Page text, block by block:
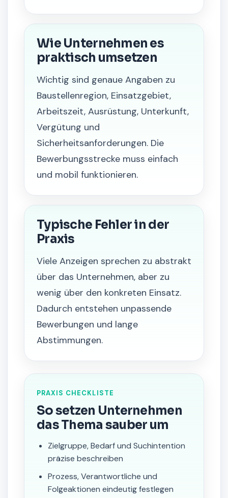
Wie Unternehmen es
praktisch umsetzen
Wichtig sind genaue Angaben zu
Baustellenregion, Einsatzgebiet,
Arbeitszeit, Ausrüstung, Unterkunft,
Vergütung und
Sicherheitsanforderungen. Die
Bewerbungsstrecke muss einfach
und mobil funktionieren.
Typische Fehler in der
Praxis
Viele Anzeigen sprechen zu abstrakt
über das Unternehmen, aber zu
wenig über den konkreten Einsatz.
Dadurch entstehen unpassende
Bewerbungen und lange
Abstimmungen.
PRAXIS CHECKLISTE
So setzen Unternehmen
das Thema sauber um
Zielgruppe, Bedarf und Suchintention
präzise beschreiben
Prozess, Verantwortliche und
Folgeaktionen eindeutig festlegen